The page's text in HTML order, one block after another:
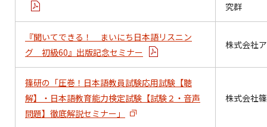
究群
『聞いてできる！ まいにち日本語リスニン
グ 初級60』出版記念セミナー
株式会社
篠研の「圧巻！日本語教員試験応用試験【聴
解】・日本語教育能力検定試験【試験２・音声
問題】徹底解説セミナー」
株式会社